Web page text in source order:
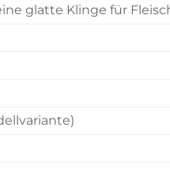
glatte Klinge für